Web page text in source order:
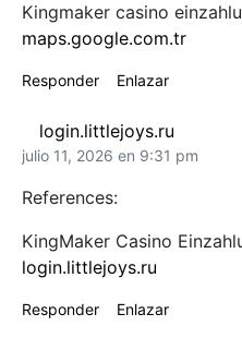
Kingmaker casino
maps.google.com.tr
Responder Enlazar
login.littlejoys.ru
julio 11, 2026 en 9:31 pm
References:
KingMaker Casino
login.littlejoys.ru
Responder Enlazar